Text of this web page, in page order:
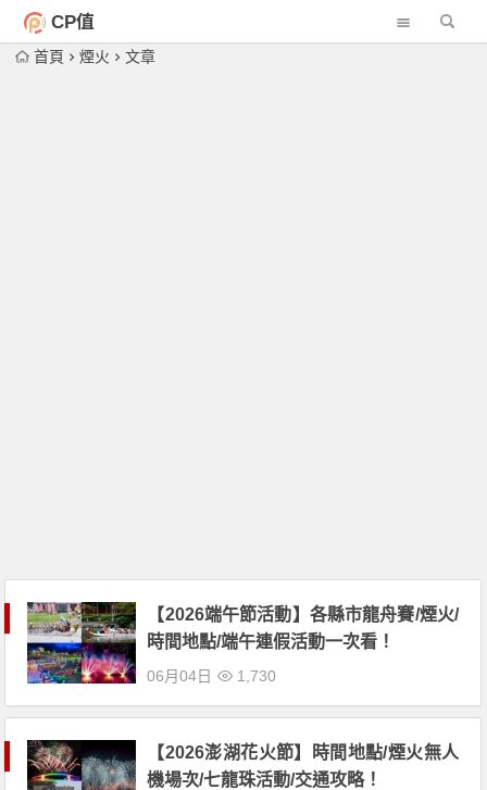
CP值
首頁 煙火 文章
【2026端午節活動】各縣市龍舟賽/煙火/
時間地點/端午連假活動一次看！
06月04日 1,730
【2026澎湖花火節】時間地點/煙火無人
機場次/七龍珠活動/交通攻略！